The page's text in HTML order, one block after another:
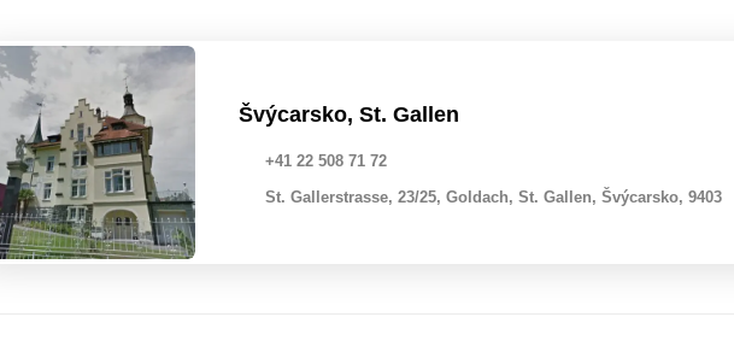
Švýcarsko, St. Gallen
+41 22 508 71 72
St. Gallerstrasse, 23/25, Goldach, St. Gallen, Švýcarsko, 9403